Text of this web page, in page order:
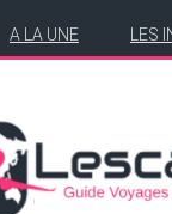
A LA UNE LES